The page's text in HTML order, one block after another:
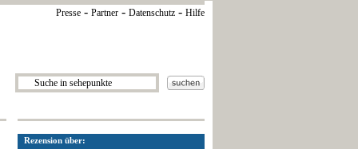
Presse - Partner - Datenschutz - Hilfe
Rezension über: